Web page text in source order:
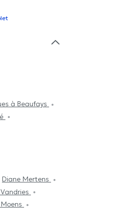
à Beaufays
Diane Mertens